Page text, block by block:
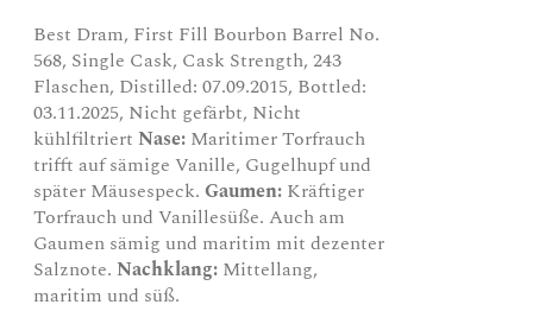
Best Dram, First Fill Bourbon Barrel No.
568, Single Cask, Cask Strength, 243
Flaschen, Distilled: 07.09.2015, Bottled:
03.11.2025, Nicht gefärbt, Nicht
kühlfiltriert Nase: Maritimer Torfrauch
trifft auf sämige Vanille, Gugelhupf und
später Mäusespeck.Gaumen: Kräftiger
Torfrauch und Vanillesüße. Auch am
Gaumen sämig und maritim mit dezenter
Salznote. Nachklang: Mittellang,
maritim und süß.